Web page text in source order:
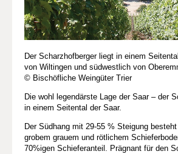
Der Scharzhofberger liegt in einem
von Wiltingen und südwestlich von
© Bischöfliche Weingüter Trier
Die wohl legendärste Lage der Saar – der
in einem Seitental der Saar.
Der Südhang mit 29-55 % Steigung
grobem grauem und rötlichem
70%igen Schieferanteil. Prägnant für den